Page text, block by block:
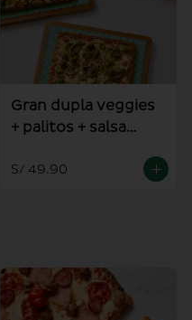
Gran dupla veggies
+ palitos + salsa
S/ 49.90